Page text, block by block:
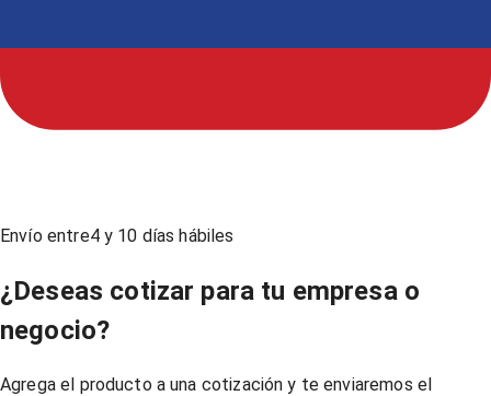
Envío entre4y 10 días hábiles
¿Deseas cotizar para tu empresa o
negocio?
Agrega el producto a una cotización y te enviaremos el